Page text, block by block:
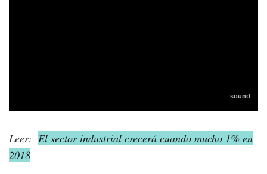
Leer: El sector industrial crecerá cuando mucho 1% en
2018